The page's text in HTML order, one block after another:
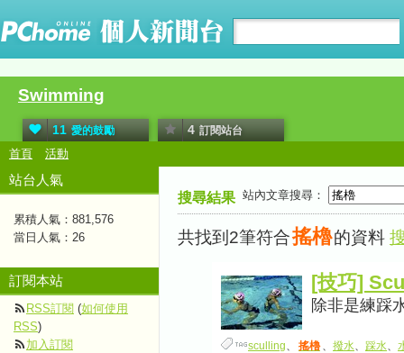
Swimming
11 愛的鼓勵 4 訂閱站台
首頁 活動
搜尋結果 站內文章搜尋：
共找到2筆符合搖櫓的資料
[技巧]
除非是練踩
sculling 搖櫓 撥水 踩水
站台人氣
累積人氣： 881,576
當日人氣： 26
訂閱本站
RSS訂閱 (如何使用
RSS)
加入訂閱